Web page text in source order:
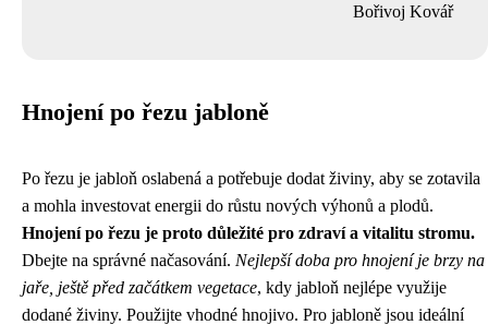
Bořivoj Kovář
Hnojení po řezu jabloně
Po řezu je jabloň oslabená a potřebuje dodat živiny, aby se zotavila
a mohla investovat energii do růstu nových výhonů a plodů.
Hnojení po řezu je proto důležité pro zdraví a vitalitu stromu.
Dbejte na správné načasování. Nejlepší doba pro hnojení je brzy na
jaře, ještě před začátkem vegetace, kdy jabloň nejlépe využije
dodané živiny. Použijte vhodné hnojivo. Pro jabloně jsou ideální